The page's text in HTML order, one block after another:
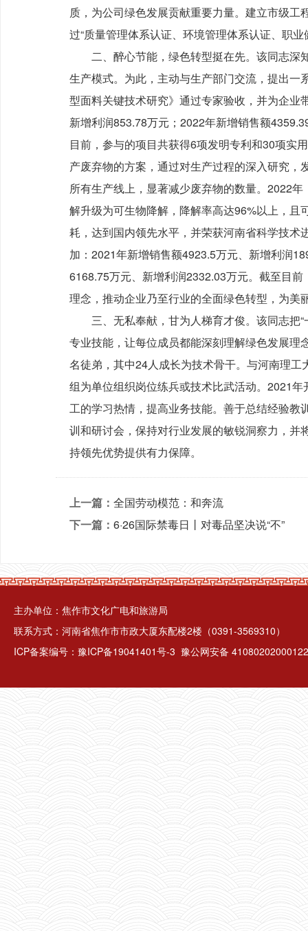
质，为公司绿色发展贡献重要力量。建立市级
过“质量管理体系认证、环境管理体系认证、职
二、醉心节能，绿色转型挺在先。该同志
生产模式。为此，主动与生产部门交流，提出
型面料关键技术研究》通过专家验收，并为企
新增利润853.78万元；2022年新增销售额
目前，参与的项目共获得6项发明专利和30项实
产废弃物的方案，通过对生产过程的深入研究
所有生产线上，显著减少废弃物的数量。2022
解升级为可生物降解，降解率高达96%以上，
耗，达到国内领先水平，并荣获河南省科学技
加：2021年新增销售额4923.5万元、新增利润
6168.75万元、新增利润2332.03万元。截至目
理念，推动企业乃至行业的全面绿色转型，为美
三、无私奉献，甘为人梯育才俊。该同志把
专业技能，让每位成员都能深刻理解绿色发展
名徒弟，其中24人成长为技术骨干。与河南理
组为单位组织岗位练兵或技术比武活动。2021
工的学习热情，提高业务技能。善于总结经验
训和研讨会，保持对行业发展的敏锐洞察力，
持领先优势提供有力保障。
上一篇： 全国劳动模范：和奔流
下一篇： 6·26国际禁毒日丨对毒品坚决说“不”
主办单位：焦作市文化广电和旅游局
联系方式：河南省焦作市市政大厦东配楼2楼（0391-3569310）
ICP备案编号： 豫ICP备19041401号-3 豫公网安备